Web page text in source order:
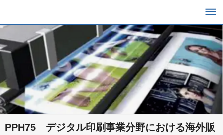
PPH75 デジタル印刷事業分野における海外販